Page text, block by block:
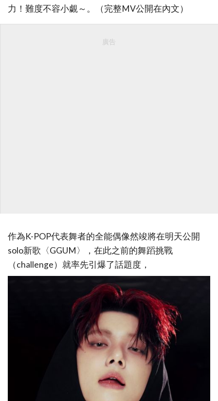
力！難度不容小覷～。（完整MV公開在內文）
廣告
作為K-POP代表舞者的全能偶像然竣將在明天公開
solo新歌〈GGUM〉，在此之前的舞蹈挑戰
（challenge）就率先引爆了話題度，